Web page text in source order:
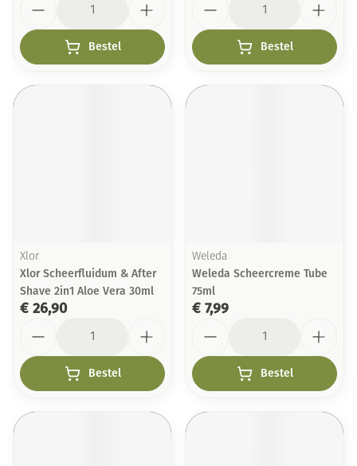
Bestel Bestel
Xlor
Xlor Scheerfluidum & After
Shave 2in1 Aloe Vera 30ml
€ 26,90
Bestel
Weleda
Weleda Scheercreme Tube
75ml
€ 7,99
Bestel